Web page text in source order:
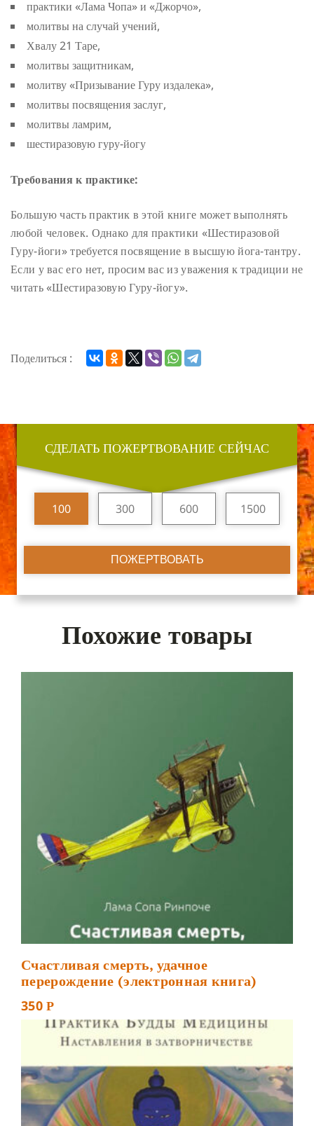
практики «Лама Чопа» и «Джорчо»,
молитвы на случай учений,
Хвалу 21 Таре,
молитвы защитникам,
молитву «Призывание Гуру издалека»,
молитвы посвящения заслуг,
молитвы ламрим,
шестиразовую гуру-йогу
Требования к практике:
Большую часть практик в этой книге может выполнять
любой человек. Однако для практики «Шестиразовой
Гуру-йоги» требуется посвящение в высшую йога-тантру.
Если у вас его нет, просим вас из уважения к традиции не
читать «Шестиразовую Гуру-йогу».
Поделиться :
СДЕЛАТЬ ПОЖЕРТВОВАНИЕ СЕЙЧАС
100 300 600 1500
ПОЖЕРТВОВАТЬ
Похожие товары
Счастливая смерть, удачное
перерождение (электронная книга)
350Р